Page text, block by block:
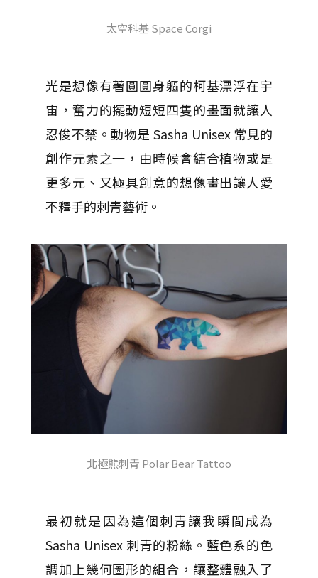
太空科基 Space Corgi
光是想像有著圓圓身軀的柯基漂浮在宇
宙，奮力的擺動短短四隻的畫面就讓人
忍俊不禁。動物是 Sasha Unisex 常見的
創作元素之一，由時候會結合植物或是
更多元、又極具創意的想像畫出讓人愛
不釋手的刺青藝術。
北極熊刺青 Polar Bear Tattoo
最初就是因為這個刺青讓我瞬間成為
Sasha Unisex 刺青的粉絲。藍色系的色
調加上幾何圖形的組合，讓整體融入了